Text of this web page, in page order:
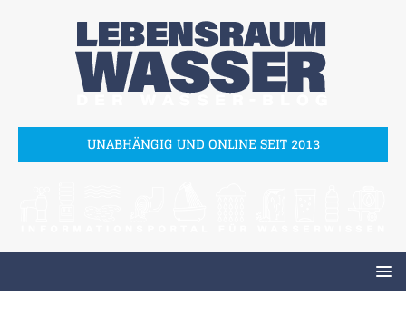
UNABHÄNGIG UND ONLINE SEIT 2013